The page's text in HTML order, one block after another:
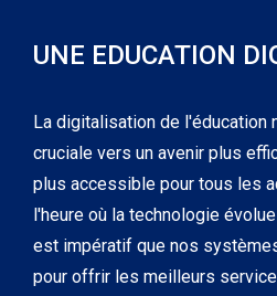
UNE EDUCATION
La digitalisation de l'éducation
cruciale vers un avenir plus
plus accessible pour tous les
l'heure où la technologie
est impératif que nos
pour offrir les meilleurs